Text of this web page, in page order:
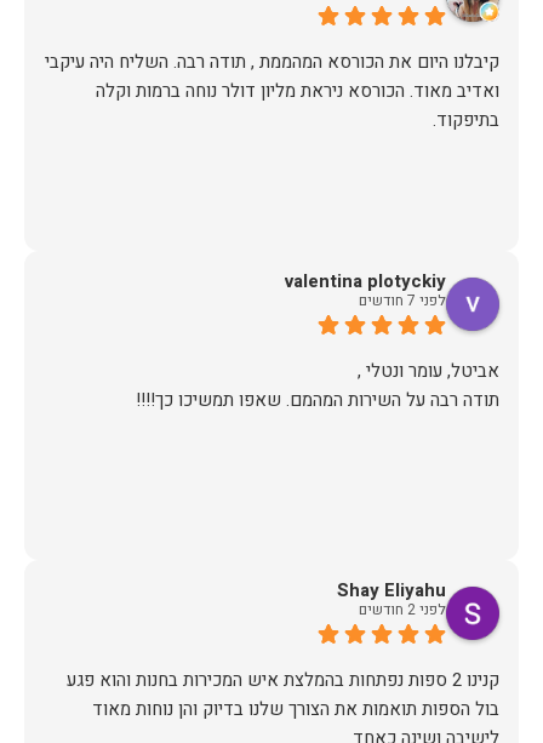
קיבלנו היום את הכורסא המהממת , תודה רבה. השליח היה עיקבי
ואדיב מאוד. הכורסא ניראת מליון דולר נוחה ברמות וקלה
בתיפקוד.
valentina plotyckiy
לפני 7 חודשים
תודה רבה על השירות המהמם. שאפו תמשיכו כך!!!!
Shay Eliyahu
לפני 2 חודשים
קנינו 2 ספות נפתחות בהמלצת איש המכירות בחנות והוא פגע
בול הספות תואמות את הצורך שלנו בדיוק והן נוחות מאוד